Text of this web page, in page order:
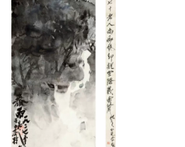
繁體中文